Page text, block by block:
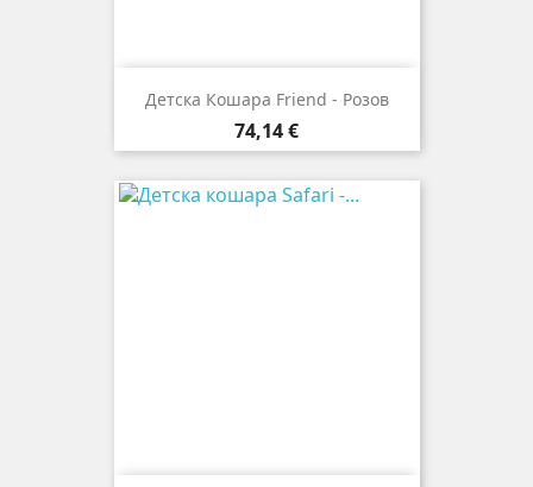
Детска Кошара Friend - Розов
Цена
74,14 €